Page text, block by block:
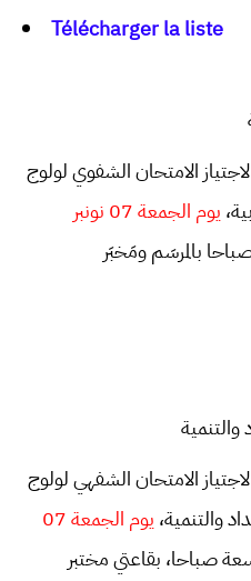
Télécharger la liste
الامتحان الشفوي لولوج
يوم الجمعة 07 نونبر
بالمرسَم ومَخبَر
والتنمية
الامتحان الشفهي لولوج
والتنمية،
يوم الجمعة 07
صباحا، بقاعتي مختبر